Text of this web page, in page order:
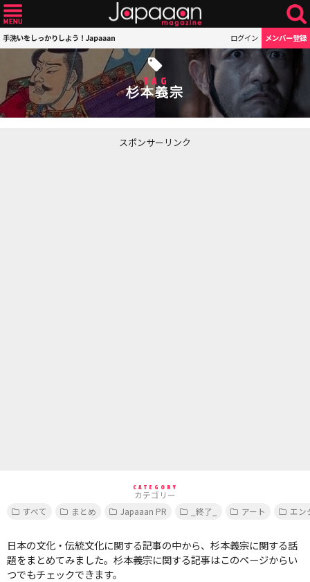
手洗いをしっかりしよう！Japaaan ログイン メンバー登録
TAG
杉本義宗
スポンサーリンク
CATEGORY
カテゴリー
すべて
まとめ Japaaan PR _終了_ アート エン
日本の文化・伝統文化に関する記事の中から、杉本義宗に関する話
題をまとめてみました。杉本義宗に関する記事はこのページからい
つでもチェックできます。